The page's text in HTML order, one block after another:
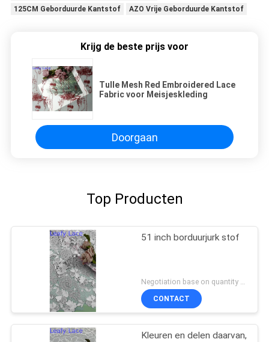
125CM Geborduurde Kantstof
AZO Vrije Geborduurde Kantstof
Krijg de beste prijs voor
Tulle Mesh Red Embroidered Lace
Fabric voor Meisjeskleding
Doorgaan
Top Producten
51 inch borduurjurk stof
Negotiation base on quantity MOQ:15y
CONTACT
Kleuren en delen daarvan,